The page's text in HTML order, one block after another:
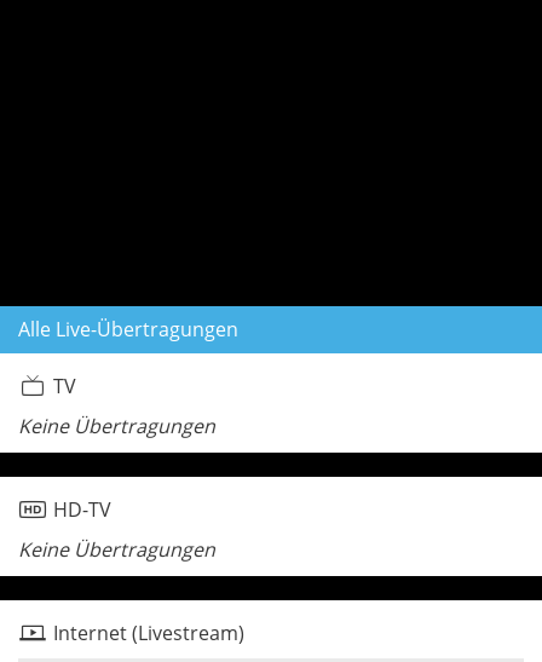
Alle Live-Übertragungen
TV
Keine Übertragungen
HD-TV
Keine Übertragungen
Internet (Livestream)